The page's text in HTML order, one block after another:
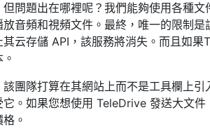
問題出在哪裡呢？我們能夠使用各種
音頻和視頻文件。最終，唯一的限制
云存儲 API，該服務將消失。而且如果
團隊打算在其網站上而不是工具欄上
。如果您想使用 TeleDrive 發送大文
。